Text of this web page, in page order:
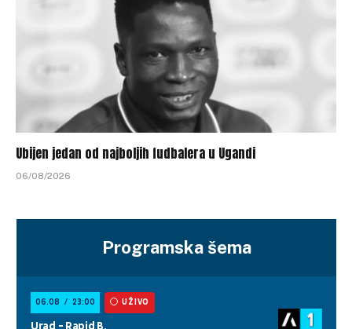
Ubijen jedan od najboljih fudbalera u Ugandi
06/08/2026
Programska šema